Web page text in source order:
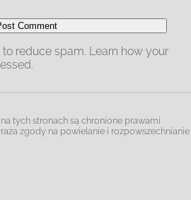
reduce spam. Learn how your
.
tych stronach są chronione prawami
zgody na powielanie i rozpowszechnianie